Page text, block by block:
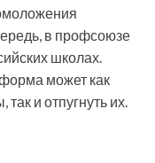
в профсоюзе
школах.
может как
и отпугнуть их.